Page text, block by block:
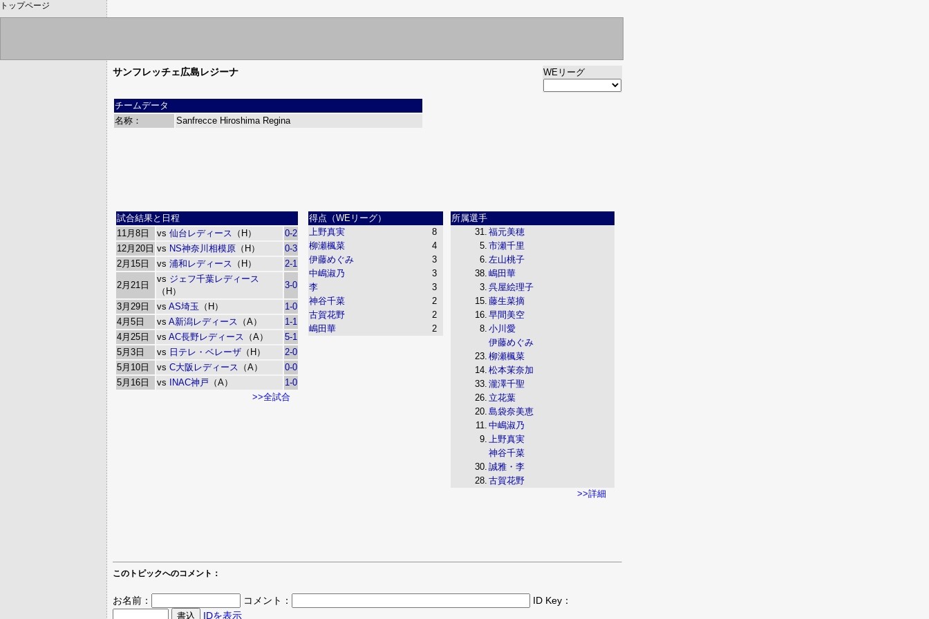
トップページ
WEリーグ
サンフレッチェ広島レジーナ
チームデータ
名称：
Sanfrecce Hiroshima Regina
試合結果と日程
11月8日
vs 仙台レディース （H）
0-2
12月20日 vs NS神奈川相模原 （H）
0-3
2月15日
vs 浦和レディース （H） 2-1
2月21日
vs ジェフ千葉レディース
（H）
3-0
3月29日 vs AS埼玉 （H）
1-0
4月5日
vs A新潟レディース （A）
1-1
4月25日
vs AC長野レディース （A）
5-1
5月3日
vs 日テレ・ベレーザ （H）
2-0
5月10日
vs C大阪レディース （A）
0-0
5月16日
vs INAC神戸 （A）
1-0
>>全試合
得点（WEリーグ）
上野真実
8
柳瀬楓菜
4
伊藤めぐみ
3
中嶋淑乃
3
李
3
神谷千菜
2
古賀花野
2
嶋田華
2
所属選手
31. 福元美穂
5. 市瀬千里
6. 左山桃子
38. 嶋田華
3. 呉屋絵理子
15. 藤生菜摘
16. 早間美空
8. 小川愛
伊藤めぐみ
23. 柳瀬楓菜
14. 松本茉奈加
33. 瀧澤千聖
26. 立花葉
20. 島袋奈美恵
11. 中嶋淑乃
9. 上野真実
神谷千菜
30. 誠雅・李
28. 古賀花野
>>詳細
このトピックへのコメント：
お名前： コメント：
ID Key：
IDを表示